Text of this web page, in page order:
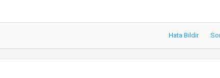
Hata Bildir